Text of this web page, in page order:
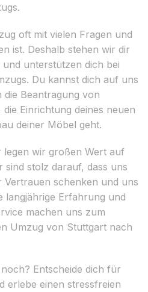
oft mit vielen Fragen und
ist. Deshalb stehen wir dir
unterstützen dich bei
Du kannst dich auf uns
die Beantragung von
Einrichtung deines neuen
deiner Möbel geht.
wir großen Wert auf
sind stolz darauf, dass uns
Vertrauen schenken und uns
langjährige Erfahrung und
machen uns zum
Umzug von Stuttgart nach
Entscheide dich für
erlebe einen stressfreien